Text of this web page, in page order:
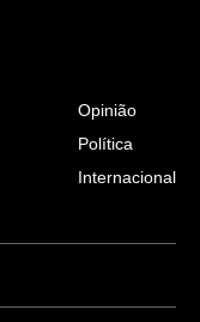
Opinião
Política
Internacional